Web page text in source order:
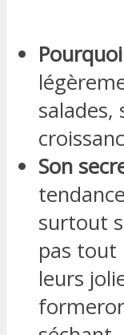
salades,
Son
surtout
pas tout
leurs